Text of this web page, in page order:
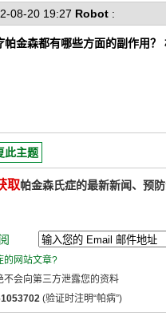
08-20 19:27 Robot :
帕金森都有哪些方面的副作用？
此主题
取帕金森氏症的最新新闻、预
的网站文章?
不会向第三方泄露您的资料
(验证时注明“帕病”)